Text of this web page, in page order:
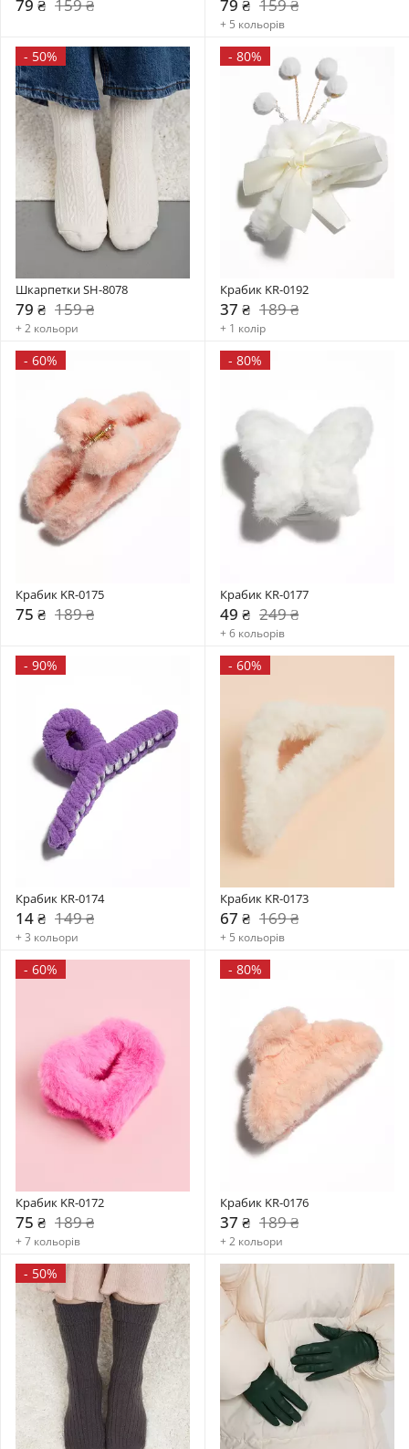
79 ₴ 159 ₴ 79 ₴ 159 ₴
+ 5 кольорів
- 50%
Шкарпетки SH-8078
79 ₴ 159 ₴
+ 2 кольори
- 80%
Крабик KR-0192
37 ₴ 189 ₴
+ 1 колір
- 60%
Крабик KR-0175
75 ₴ 189 ₴
- 80%
Крабик KR-0177
49 ₴ 249 ₴
+ 6 кольорів
- 90%
Крабик KR-0174
14 ₴ 149 ₴
+ 3 кольори
- 60%
Крабик KR-0173
67 ₴ 169 ₴
+ 5 кольорів
- 60%
Крабик KR-0172
75 ₴ 189 ₴
+ 7 кольорів
- 80%
Крабик KR-0176
37 ₴ 189 ₴
+ 2 кольори
- 50%